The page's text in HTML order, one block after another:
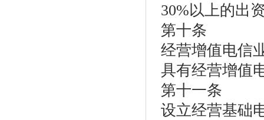
30%以上的出
第十条
经营增值电信
具有经营增值
第十一条
设立经营基础